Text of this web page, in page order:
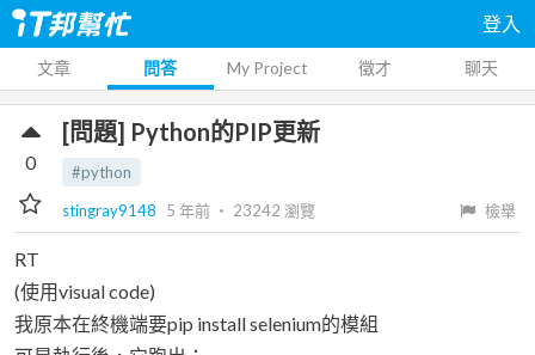
登入
文章 問答 My Project 徵才 聊天
[問題] Python的PIP更新
#python
stingray9148
5 年前 ‧ 23242 瀏覽 檢舉
0
RT
(使用visual code)
我原本在終機端要pip install selenium的模組